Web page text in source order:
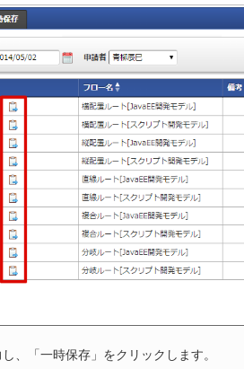
、「一時保存」をクリックします。